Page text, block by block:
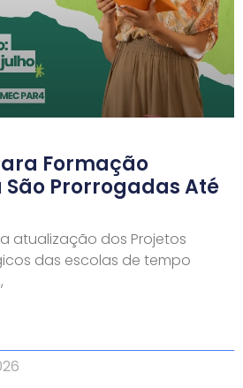
Formação
Prorrogadas Até
atualização dos Projetos
das escolas de tempo